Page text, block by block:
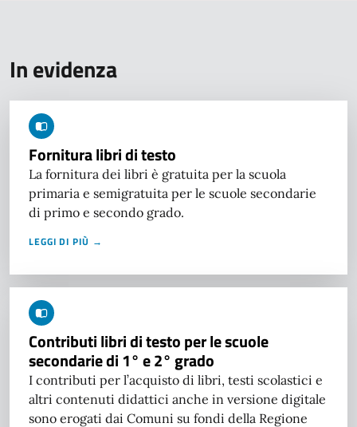
In evidenza
Fornitura libri di testo
La fornitura dei libri è gratuita per la scuola
primaria e semigratuita per le scuole secondarie
di primo e secondo grado.
LEGGI DI PIÙ →
Contributi libri di testo per le scuole
secondarie di 1° e 2° grado
I contributi per l’acquisto di libri, testi scolastici e
altri contenuti didattici anche in versione digitale
sono erogati dai Comuni su fondi della Regione